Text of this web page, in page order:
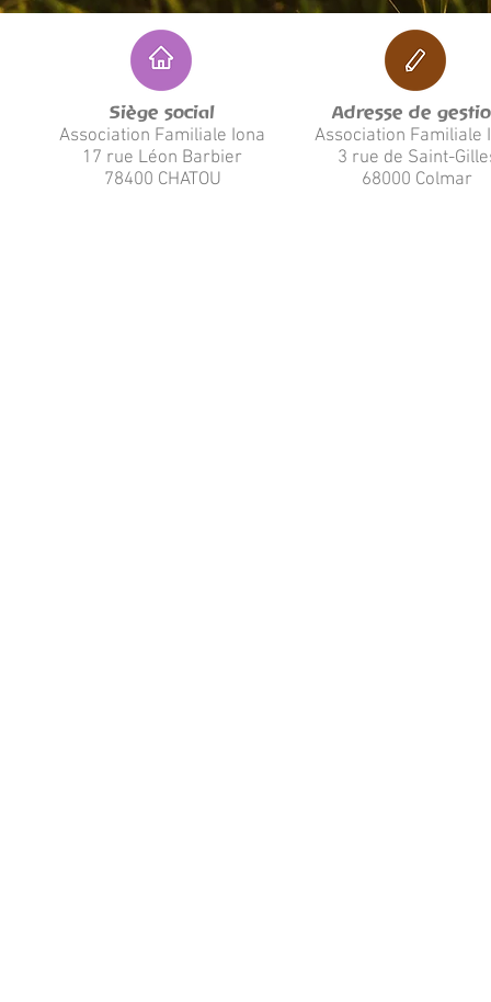
Siège social
Association Familiale Iona
17 rue Léon Barbier
78400 CHATOU
Adresse de
Association Familiale
3 rue de Saint-
68000 Colmar